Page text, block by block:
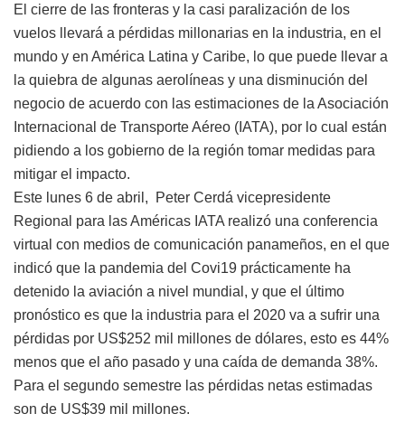
El cierre de las fronteras y la casi paralización de los
vuelos llevará a pérdidas millonarias en la industria, en el
mundo y en América Latina y Caribe, lo que puede llevar a
la quiebra de algunas aerolíneas y una disminución del
negocio de acuerdo con las estimaciones de la Asociación
Internacional de Transporte Aéreo ( IATA), por lo cual están
pidiendo a los gobierno de la región tomar medidas para
mitigar el impacto.
Este lunes 6 de abril, Peter Cerdá vicepresidente
Regional para las Américas IATA realizó una conferencia
virtual con medios de comunicación panameños, en el que
indicó que la pandemia del Covi19 prácticamente ha
detenido la aviación a nivel mundial, y que el último
pronóstico es que la industria para el 2020 va a sufrir una
pérdidas por US$252 mil millones de dólares, esto es 44%
menos que el año pasado y una caída de demanda 38%.
Para el segundo semestre las pérdidas netas estimadas
son de US$39 mil millones.